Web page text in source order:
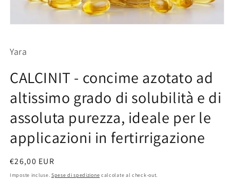
1
modale
Yara
CALCINIT - concime azotato ad
altissimo grado di solubilità e di
assoluta purezza, ideale per le
applicazioni in fertirrigazione
Prezzo
di
€26,00 EUR
Imposte incluse. Spese di spedizione calcolate al check-out.